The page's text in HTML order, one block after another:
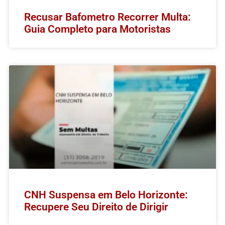
Recusar Bafometro Recorrer Multa:
Guia Completo para Motoristas
CNH Suspensa em Belo Horizonte:
Recupere Seu Direito de Dirigir